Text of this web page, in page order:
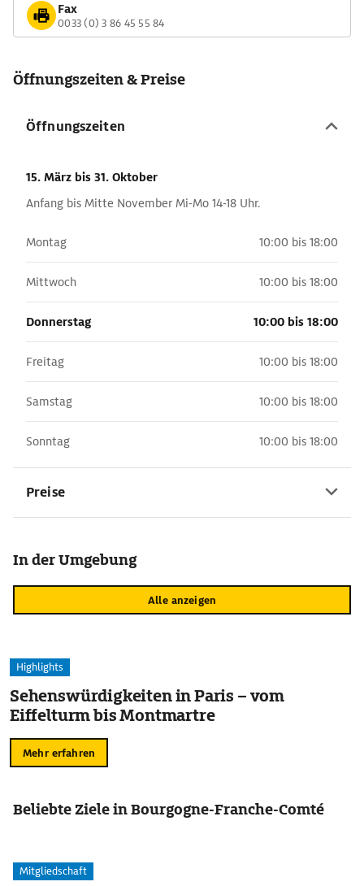
Fax
0033 (0) 3 86 45 55 84
Öffnungszeiten & Preise
Öffnungszeiten
15. März bis 31. Oktober
Anfang bis Mitte November Mi-Mo 14-18 Uhr.
Montag 10:00 bis 18:00
Mittwoch 10:00 bis 18:00
Donnerstag 10:00 bis 18:00
Freitag 10:00 bis 18:00
Samstag 10:00 bis 18:00
Sonntag 10:00 bis 18:00
Preise
In der Umgebung
Alle anzeigen
Highlights
Sehenswürdigkeiten in Paris – vom
Eiffelturm bis Montmartre
Mehr erfahren
Beliebte Ziele in Bourgogne-Franche-Comté
Mitgliedschaft